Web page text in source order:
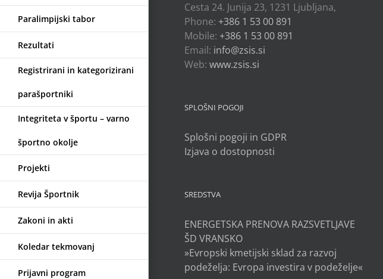
Paralimpijski tabor
Rezultati
Registrirani in kategorizirani
parašportniki
Integriteta v športu – varno
športno okolje
Projekti
Revija Športnik
Zakoni in akti
Koledar tekmovanj
Prijavni program
Cesta 24. Junija 23, 1231 Ljubljana,
Phone: +386 1 53 00 891
Mobile: +386 1 53 00 891
Email: info@zsis.si
Web: www.zsis.si
SPLOŠNI POGOJI
Splošni pogoji in GDPR
Izjava o dostopnosti
SREDSTVA
ENERGETSKA PRENOVA RAZSVETLJAVE
ŠD VRANSKO
»Evropski kmetijski sklad za razvoj
podeželja: Evropa investira v podeželje«